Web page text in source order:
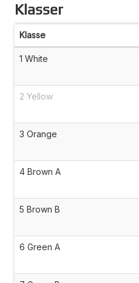
Klasser
Klasse
1 White
2 Yellow
3 Orange
4 Brown A
5 Brown B
6 Green A